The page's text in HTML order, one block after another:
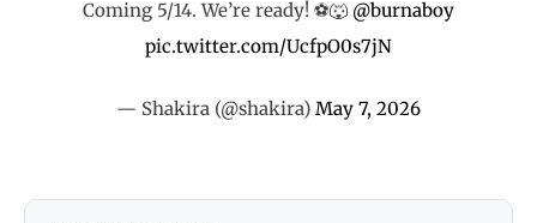
Coming 5/14. We’re ready! ⚽️🐺 @burnaboy
pic.twitter.com/UcfpO0s7jN
— Shakira (@shakira) May 7, 2026